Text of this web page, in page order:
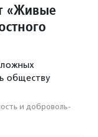
«Живые
обществу
и доброволь­